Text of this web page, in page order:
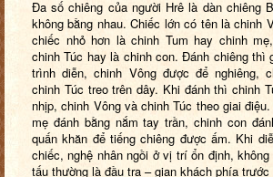
Đa số chiêng của người Hrê là dàn chiêng
không bằng nhau. Chiếc lớn có tên là chinh
chiếc nhỏ hơn là chinh Tum hay chinh
chinh Túc hay là chinh con. Đánh chiêng thì
trình diễn, chinh Vông được để nghiêng,
chinh Túc treo trên dây. Khi đánh thì chinh
nhịp, chinh Vông và chinh Túc theo giai
mẹ đánh bằng nắm tay trần, chinh con
quấn khăn để tiếng chiêng được ấm. Khi
chiếc, nghệ nhân ngồi ở vị trí ổn định,
tấu thường là đầu tra – gian khách phía trước